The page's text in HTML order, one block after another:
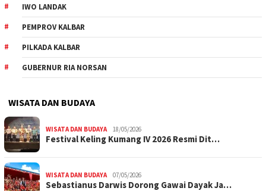
IWO LANDAK
PEMPROV KALBAR
PILKADA KALBAR
GUBERNUR RIA NORSAN
WISATA DAN BUDAYA
WISATA DAN BUDAYA 18/05/2026
Festival Keling Kumang IV 2026 Resmi Dit…
WISATA DAN BUDAYA 07/05/2026
Sebastianus Darwis Dorong Gawai Dayak Ja…